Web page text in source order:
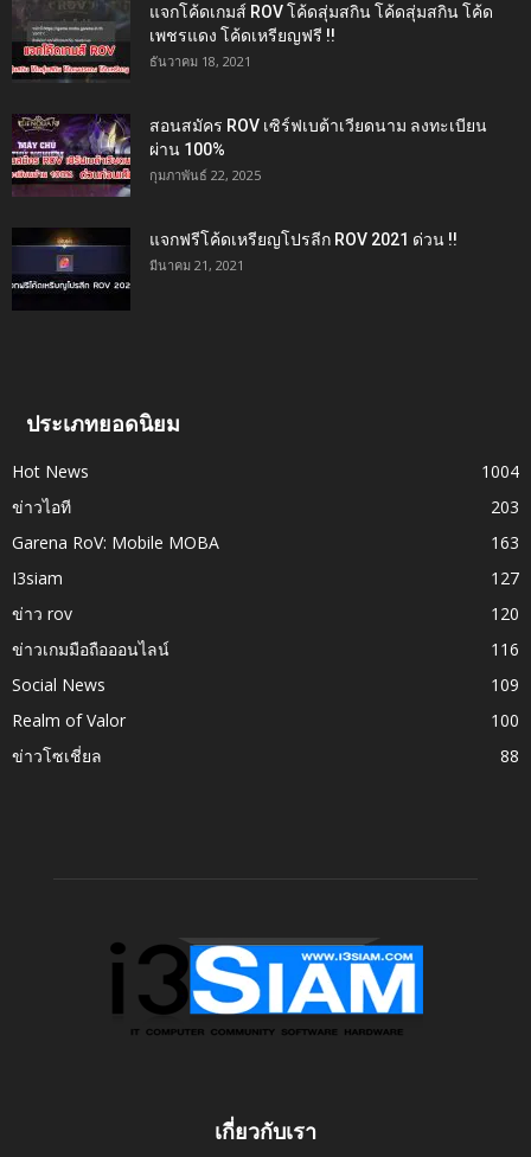
แจกโค้ดเกมส์ ROV โค้ดสุ่มสกิน โค้ดสุ่มสกิน โค้ด
เพชรแดง โค้ดเหรียญฟรี !!
ธันวาคม 18, 2021
สอนสมัคร ROV เซิร์ฟเบต้าเวียดนาม ลงทะเบียน
ผ่าน 100%
กุมภาพันธ์ 22, 2025
แจกฟรีโค้ดเหรียญโปรลีก ROV 2021 ด่วน !!
มีนาคม 21, 2021
ประเภทยอดนิยม
Hot News
1004
ข่าวไอที
203
Garena RoV: Mobile MOBA
163
I3siam
127
ข่าว rov
120
ข่าวเกมมือถือออนไลน์
116
Social News
109
Realm of Valor
100
ข่าวโซเชี่ยล
88
เกี่ยวกับเรา